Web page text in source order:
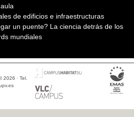
de edificios e infraestructuras
un puente? La ciencia detrás de los
mundiales
2026 · Tel.